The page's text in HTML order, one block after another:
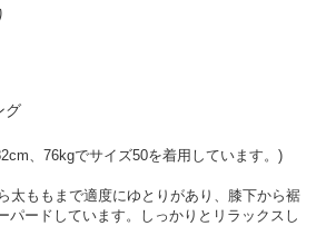
グ
、 76kgでサイズ50を着用しています。 )
太ももまで適度にゆとりがあり、膝下から裾
パードしています。しっかりとリラックスし